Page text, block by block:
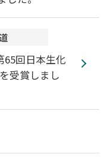
65回日本生化
受賞しまし